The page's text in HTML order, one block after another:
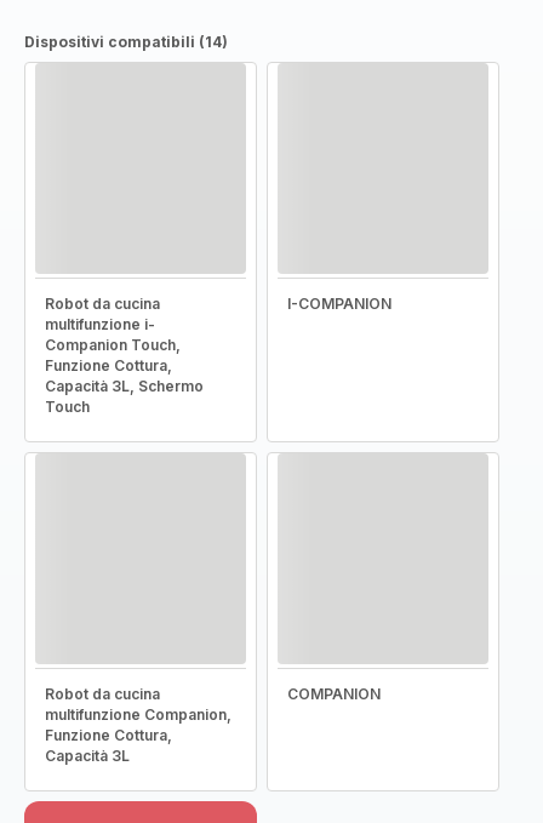
Dispositivi compatibili (14)
Robot da cucina
multifunzione i-
Companion Touch,
Funzione Cottura,
Capacità 3L, Schermo
Touch
I-COMPANION
Robot da cucina
multifunzione Companion,
Funzione Cottura,
Capacità 3L
COMPANION